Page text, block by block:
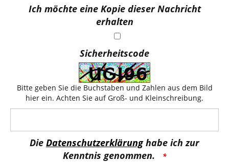
Ich möchte eine Kopie dieser Nachricht
erhalten
Sicherheitscode
Bitte geben Sie die Buchstaben und Zahlen aus dem Bild
hier ein. Achten Sie auf Groß- und Kleinschreibung.
Die Datenschutzerklärunghabe ich zur
Kenntnis genommen.